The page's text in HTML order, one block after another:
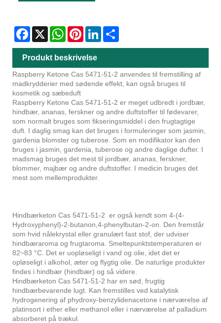
Facebook
X WhatsAppPinterestLinkedIn
Produkt beskrivelse
Raspberry Ketone Cas 5471-51-2 anvendes til fremstilling af
madkrydderier med sødende effekt, kan også bruges til
kosmetik og sæbeduft
Raspberry Ketone Cas 5471-51-2 er meget udbredt i jordbær,
hindbær, ananas, ferskner og andre duftstoffer til fødevarer,
som normalt bruges som fikseringsmiddel i den frugtagtige
duft. I daglig smag kan det bruges i formuleringer som jasmin,
gardenia blomster og tuberose. Som en modifikator kan den
bruges i jasmin, gardenia, tuberose og andre daglige dufter. I
madsmag bruges det mest til jordbær, ananas, ferskner,
blommer, majbær og andre duftstoffer. I medicin bruges det
mest som mellemprodukter.
Hindbærketon Cas 5471-51-2 er også kendt som 4-(4-
Hydroxyphenyl)-2-butanon,4-phenylbutan-2-on. Den fremstår
som hvid nålekrystal eller granulært fast stof, der udviser
hindbæraroma og frugtaroma. Smeltepunktstemperaturen er
82~83 °C. Det er uopløseligt i vand og olie, idet det er
opløseligt i alkohol, æter og flygtig olie. De naturlige produkter
findes i hindbær (hindbær) og så videre.
Hindbærketon Cas 5471-51-2 har en sød, frugtig
hindbærbevarende lugt. Kan fremstilles ved katalytisk
hydrogenering af phydroxy-benzylidenacetone i nærværelse af
platinsort i ether eller methanol eller i nærværelse af palladium
absorberet på trækul.